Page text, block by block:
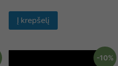
Į krepšelį
-10%